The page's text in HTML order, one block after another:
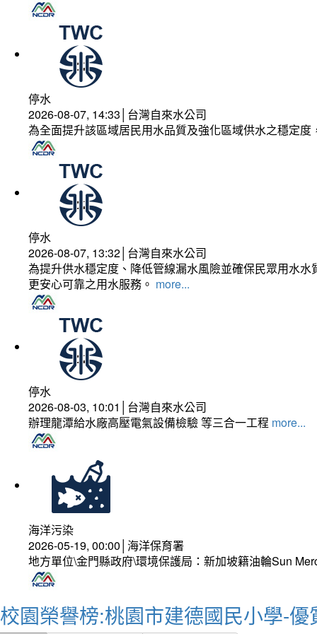
停水
2026-08-07, 14:33│台灣自來水公司
為全面提升該區域居民用水品質及強化區域供水之穩定
停水
2026-08-07, 13:32│台灣自來水公司
為提升供水穩定度、降低管線漏水風險並確保民眾用水
更安心可靠之用水服務。 more...
停水
2026-08-03, 10:01│台灣自來水公司
辦理龍潭給水廠高壓電氣設備檢驗 等三合一工程 more...
海洋污染
2026-05-19, 00:00│海洋保育署
地方單位\金門縣政府\環境保護局：新加坡籍油輪Sun
校園榮譽榜:桃園市建德國民小學-優